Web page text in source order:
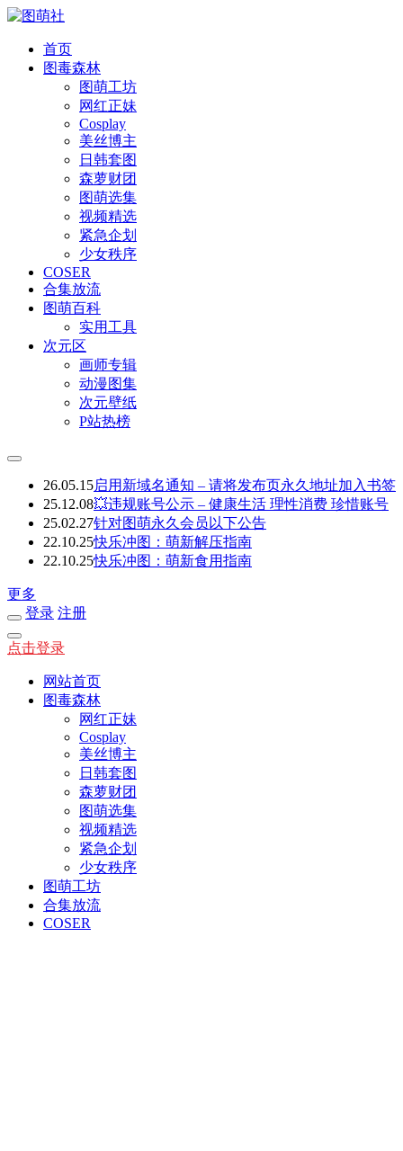
首页
图毒森林
图萌工坊
网红正妹
Cosplay
美丝博主
日韩套图
森萝财团
图萌选集
视频精选
紧急企划
少女秩序
COSER
合集放流
图萌百科
实用工具
次元区
画师专辑
动漫图集
次元壁纸
P站热榜
26.05.15启用新域名通知 – 请将发布页永久地址加入书签
25.12.08💥违规账号公示 – 健康生活 理性消费 珍惜账号
25.02.27针对图萌永久会员以下公告
22.10.25快乐冲图：萌新解压指南
22.10.25快乐冲图：萌新食用指南
更多
登录 注册
点击登录
网站首页
图毒森林
网红正妹
Cosplay
美丝博主
日韩套图
森萝财团
图萌选集
视频精选
紧急企划
少女秩序
图萌工坊
合集放流
COSER